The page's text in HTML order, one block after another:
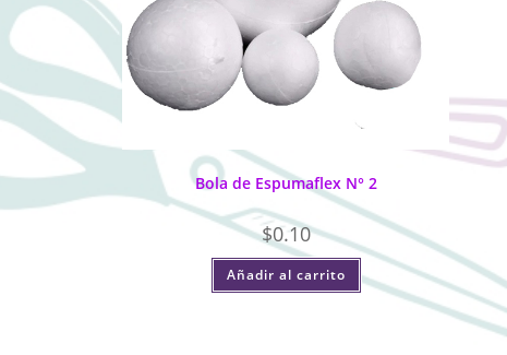
Bola de Espumaflex N° 2
$0.10
Añadir al carrito